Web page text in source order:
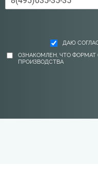
ДАЮ
ОЗНАКОМЛЕН, ЧТО ФОРМАТ
ПРОИЗВОДСТВА